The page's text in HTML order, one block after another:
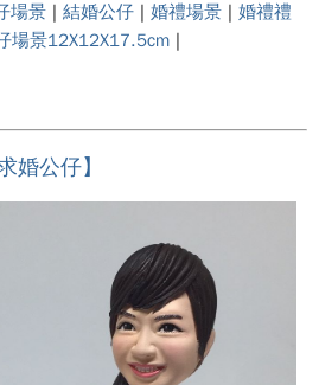
場景 結婚公仔 婚禮場景
婚禮禮
場景12X12X17.5cm
婚公仔】